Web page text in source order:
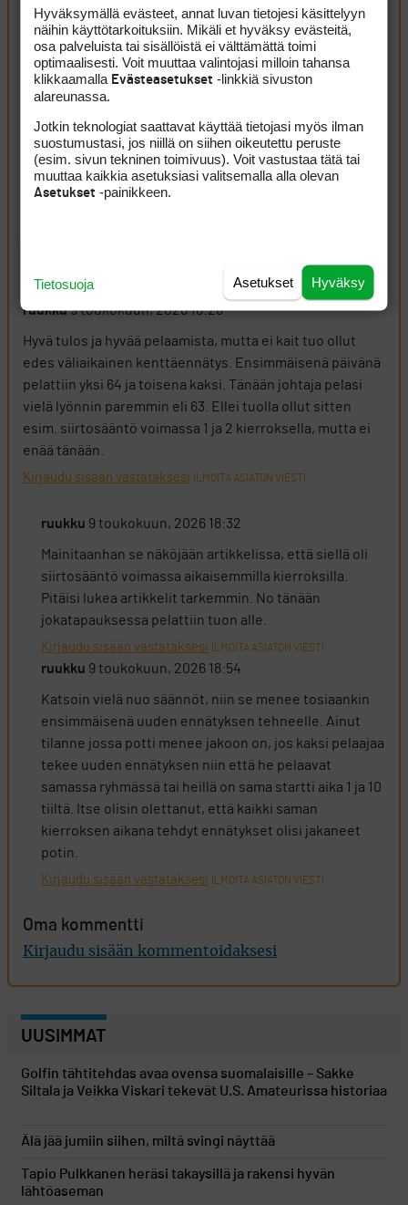
Artikkelin kommentit (4 kpl)
Oldman9 toukokuun, 2026 14:53
Välillä tuntuu tekniikka olevan hukassa, mutta se ei kaada
Oliverin peliä. Oliverilla on henkinen puoli todella
vahvalla tasolla.
En usko että cutin ulkopuolelle jääminen muuttaa hänen
Kirjaudu sisään vastataksesi ILMOITA ASIATON VIESTI
ruukku9 toukokuun, 2026 18:28
Hyvä tulos ja hyvää pelaamista, mutta ei kait tuo ollut
edes väliaikainen kenttäennätys. Ensimmäisenä päivänä
pelattiin yksi 64 ja toisena kaksi. Tänään johtaja pelasi
vielä lyönnin paremmin eli 63. Ellei tuolla ollut sitten
esim. siirtosääntö voimassa 1 ja 2 kierroksella, mutta ei
enää tänään.
Kirjaudu sisään vastataksesi ILMOITA ASIATON VIESTI
ruukku 9 toukokuun, 2026 18:32
Mainitaanhan se näköjään artikkelissa, että siellä oli
siirtosääntö voimassa aikaisemmilla kierroksilla.
Pitäisi lukea artikkelit tarkemmin. No tänään
jokatapauksessa pelattiin tuon alle.
Kirjaudu sisään vastataksesi ILMOITA ASIATON VIESTI
ruukku 9 toukokuun, 2026 18:54
Katsoin vielä nuo säännöt, niin se menee tosiaankin
ensimmäisenä uuden ennätyksen tehneelle. Ainut
tilanne jossa potti menee jakoon on, jos kaksi pelaajaa
tekee uuden ennätyksen niin että he pelaavat
samassa ryhmässä tai heillä on sama startti aika 1 ja 10
tiiltä. Itse olisin olettanut, että kaikki saman
kierroksen aikana tehdyt ennätykset olisi jakaneet
potin.
Kirjaudu sisään vastataksesi ILMOITA ASIATON VIESTI
Oma kommentti
Kirjaudu sisään kommentoidaksesi
UUSIMMAT
Golfin tähtitehdas avaa ovensa suomalaisille – Sakke
Siltala ja Veikka Viskari tekevät U.S. Amateurissa historiaa
Älä jää jumiin siihen, miltä svingi näyttää
Tapio Pulkkanen heräsi takaysillä ja rakensi hyvän
lähtöaseman
Hyväksymällä evästeet, annat luvan tietojesi käsittelyyn
näihin käyttötarkoituksiin. Mikäli et hyväksy evästeitä,
osa palveluista tai sisällöistä ei välttämättä toimi
optimaalisesti. Voit muuttaa valintojasi milloin tahansa
klikkaamalla Evästeasetukset -linkkiä sivuston
alareunassa.
Jotkin teknologiat saattavat käyttää tietojasi myös ilman
suostumustasi, jos niillä on siihen oikeutettu peruste
(esim. sivun tekninen toimivuus). Voit vastustaa tätä tai
muuttaa kaikkia asetuksiasi valitsemalla alla olevan
Asetukset -painikkeen.
Hyväksy
Asetukset
Tietosuoja